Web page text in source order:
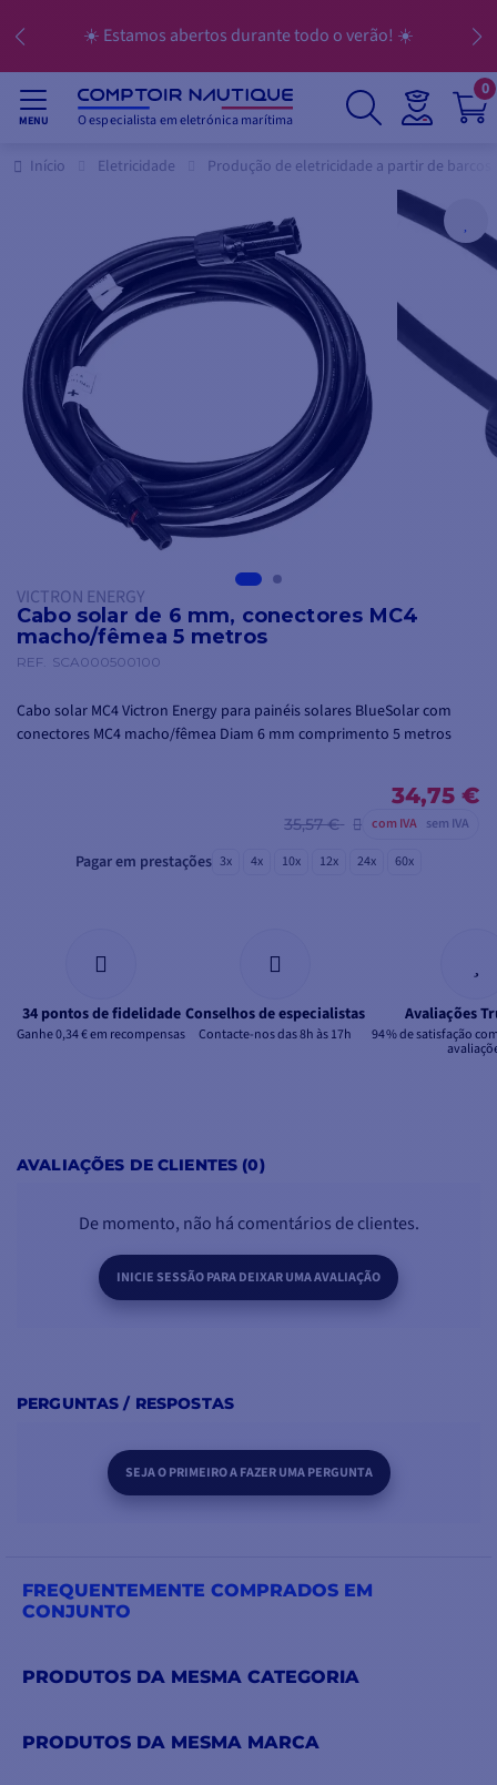
☀️ Estamos abertos durante todo o verão! ☀️
MENU O especialista em eletrónica marítima
0
Início Eletricidade Produção de eletricidade a partir de barcos
VICTRON ENERGY
Cabo solar de 6 mm, conectores MC4
macho/fêmea 5 metros
REF. SCA000500100
Cabo solar MC4 Victron Energy para painéis solares BlueSolar com
conectores MC4 macho/fêmea Diam 6 mm comprimento 5 metros
34,75 €
35,57 € com IVA sem IVA
Pagar em prestações 3x 4x 10x 12x 24x 60x
34 pontos de fidelidade
Ganhe 0,34 € em recompensas
Conselhos de especialistas
Contacte-nos das 8h às 17h
Avaliações
94 % de satisfação
AVALIAÇÕES DE CLIENTES (0)
De momento, não há comentários de clientes.
INICIE SESSÃO PARA DEIXAR UMA AVALIAÇÃO
PERGUNTAS / RESPOSTAS
SEJA O PRIMEIRO A FAZER UMA PERGUNTA
FREQUENTEMENTE COMPRADOS EM
CONJUNTO
PRODUTOS DA MESMA CATEGORIA
PRODUTOS DA MESMA MARCA